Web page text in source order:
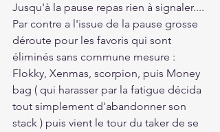
Jusqu'à la pause repas rien à signaler....
Par contre a l'issue de la pause grosse
déroute pour les favoris qui sont
éliminés sans commune mesure :
Flokky, Xenmas, scorpion, puis Money
bag ( qui harasser par la fatigue décida
tout simplement d'abandonner son
stack ) puis vient le tour du taker de se